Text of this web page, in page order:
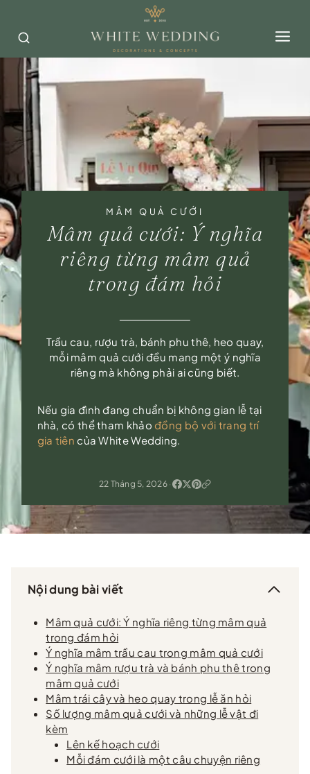
content
MÂM QUẢ CƯỚI
Mâm quả cưới: Ý nghĩa
riêng từng mâm quả
trong đám hỏi
Trầu cau, rượu trà, bánh phu thê, heo quay,
mỗi mâm quả cưới đều mang một ý nghĩa
riêng mà không phải ai cũng biết.
Nếu gia đình đang chuẩn bị không gian lễ tại
nhà, có thể tham khảo đồng bộ với trang trí
gia tiên của White Wedding.
22 Tháng 5, 2026 ·
Nội dung bài viết
Mâm quả cưới: Ý nghĩa riêng từng mâm quả
trong đám hỏi
Ý nghĩa mâm trầu cau trong mâm quả cưới
Ý nghĩa mâm rượu trà và bánh phu thê trong
mâm quả cưới
Mâm trái cây và heo quay trong lễ ăn hỏi
Số lượng mâm quả cưới và những lễ vật đi
kèm
Lên kế hoạch cưới
Mỗi đám cưới là một câu chuyện riêng